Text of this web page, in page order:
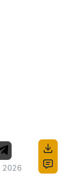
2026